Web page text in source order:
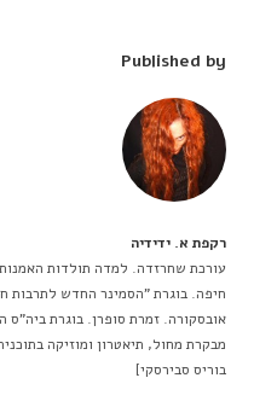
Published by
רקפת א. ידידיה
עורכת שחרזדה. למדה תולדות האמנות
חיפה. בוגרת "הסמינר החדש לתרבות
אובסקורה. זמרת סופרן. בוגרת
מבקרת מחול, תיאטרון ומוזיקה
בוריס סבירסקי]